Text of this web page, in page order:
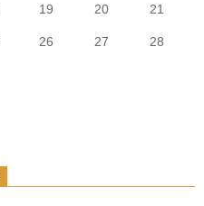
19 20 21
26 27 28